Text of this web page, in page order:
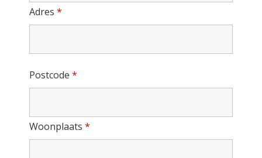
Adres *
Postcode *
Woonplaats *